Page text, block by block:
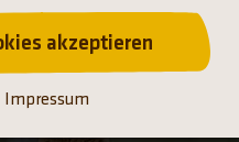
akzeptieren
Impressum